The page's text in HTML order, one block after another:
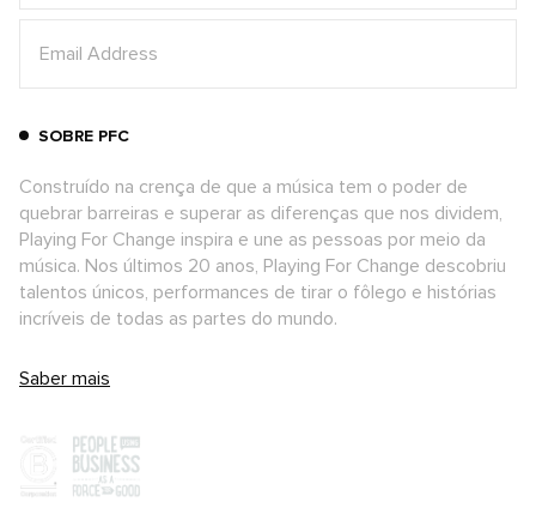
SOBRE PFC
Construído na crença de que a música tem o poder de
quebrar barreiras e superar as diferenças que nos dividem,
Playing For Change inspira e une as pessoas por meio da
música. Nos últimos 20 anos, Playing For Change descobriu
talentos únicos, performances de tirar o fôlego e histórias
incríveis de todas as partes do mundo.
Saber mais